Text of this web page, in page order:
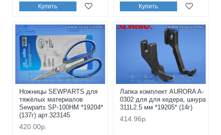
Купить Купить
Ножницы SEWPARTS для
тяжёлых материалов
Sewparts SP-100HM *19204*
(137г) арт.323145
420.00р.
Лапка комплект AURORA A-
0302 для для кедера, шнура
311L2.5 мм *19205* (14г)
414.96р.